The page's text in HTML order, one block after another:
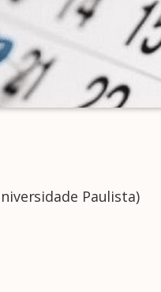
Paulista)